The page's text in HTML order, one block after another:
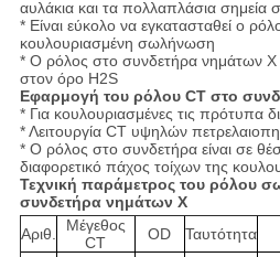
αυλάκια και τα πολλαπλάσια σημεία
* Είναι εύκολο να εγκατασταθεί ο
κουλουριασμένη σωλήνωση
* Ο ρόλος στο συνδετήρα νημάτων Χ
στον όρο H2S
Εφαρμογή του ρόλου CT στο
* Για κουλουριασμένες τις πρότυπα
* Λειτουργία CT υψηλών
* Ο ρόλος στο συνδετήρα είναι σε
διαφορετικό πάχος τοίχων της
Τεχνική παράμετρος του ρόλου
συνδετήρα νημάτων Χ
Αριθ.
Μέγεθος
CT
OD Ταυτότητα